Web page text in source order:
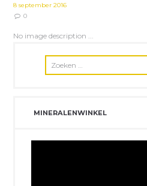
8 september 2016
0
No image description ...
MINERALENWINKEL